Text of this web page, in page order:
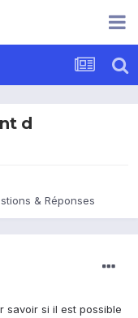
d
& Réponses
savoir si il est possible